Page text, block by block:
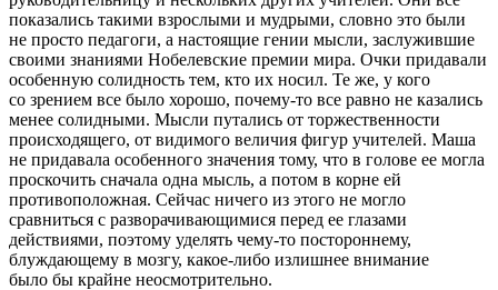
показались такими взрослыми и мудрыми, словно это были
не просто педагоги, а настоящие гении мысли, заслужившие
своими знаниями Нобелевские премии мира. Очки придавали
особенную солидность тем, кто их носил. Те же, у кого
со зрением все было хорошо, почему-то все равно не казались
менее солидными. Мысли путались от торжественности
происходящего, от видимого величия фигур учителей. Маша
не придавала особенного значения тому, что в голове ее могла
проскочить сначала одна мысль, а потом в корне ей
противоположная. Сейчас ничего из этого не могло
сравниться с разворачивающимися перед ее глазами
действиями, поэтому уделять чему-то постороннему,
блуждающему в мозгу, какое-либо излишнее внимание
было бы крайне неосмотрительно.